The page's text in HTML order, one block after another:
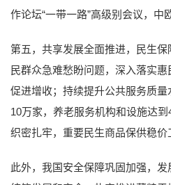
作论坛“一带一路”高级别会议，中
第五，共享发展全面推进，民生
民群众急难愁盼问题，深入落实
促进增收；持续提升公共服务质
10万家，养老服务机构和设施达
织密扎牢，重要民生商品保供稳价
此外，我国安全保障巩固加强，